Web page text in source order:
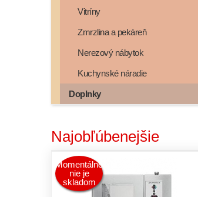
Vitríny
Zmrzlina a pekáreň
Nerezový nábytok
Kuchynské náradie
Doplnky
Najobľúbenejšie
Momentálne
nie je
skladom